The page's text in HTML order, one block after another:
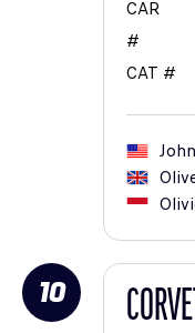
CAR
#
CAT #
10